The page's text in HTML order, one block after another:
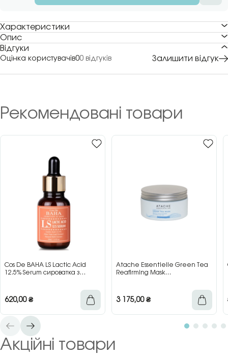
Характеристики
Опис
Відгуки
Оцінка користувачів00 відгуків Залишити відгук
Рекомендовані товари
Cos De BAHA LS Lactic Acid
12.5% Serum сироватка з
620,00₴
Atache Essentielle Green Tea
Reafirming Mask
3 175,00₴
Акційні товари